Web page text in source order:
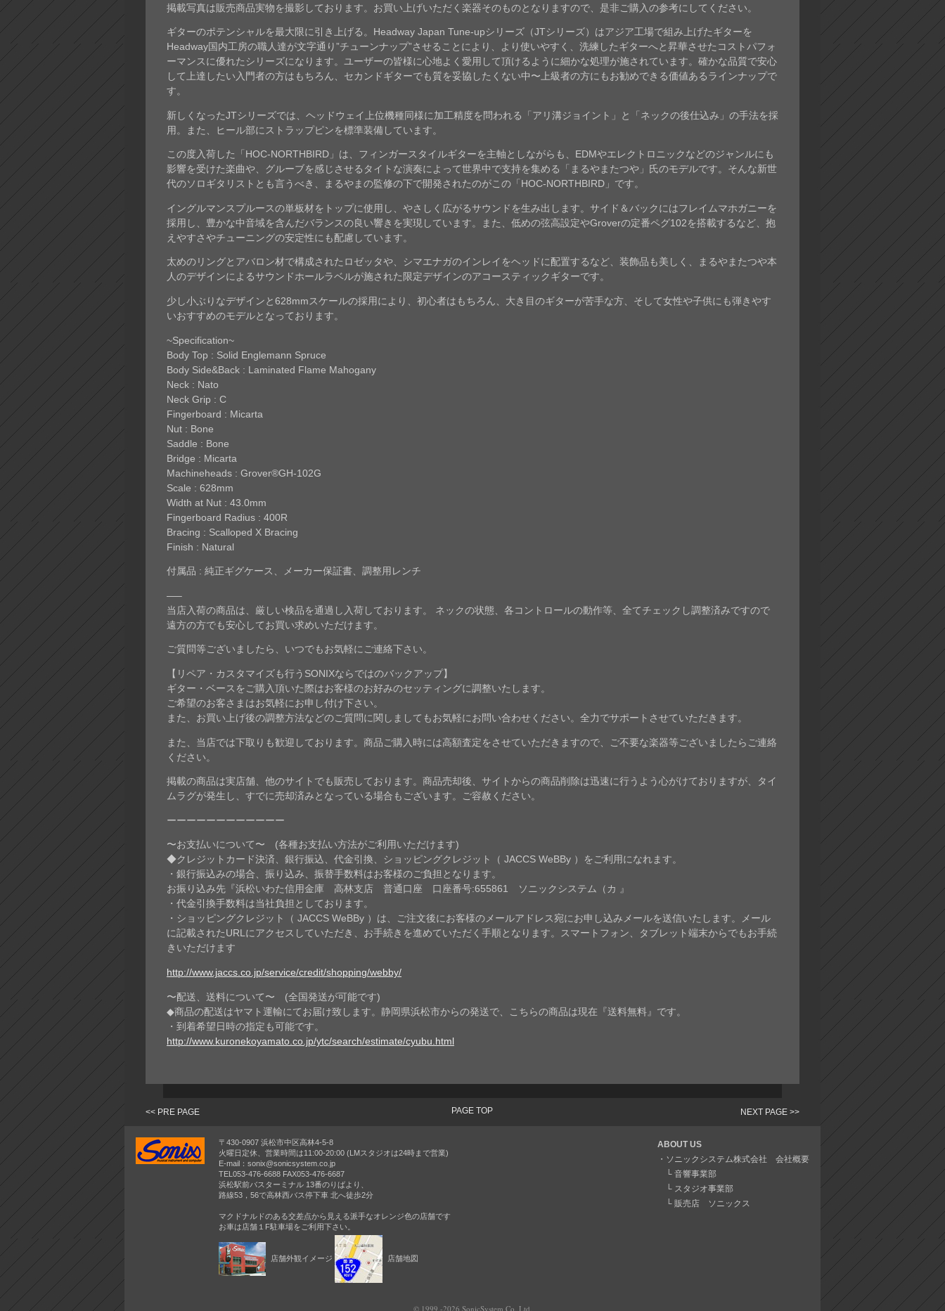
掲載写真は販売商品実物を撮影しております。お買い上げいただく楽器そのものとなりますので、是非ご購入の参考にしてください。
ギターのポテンシャルを最大限に引き上げる。Headway Japan Tune-upシリーズ（JTシリーズ）はアジア工場で組み上げたギターを
Headway国内工房の職人達が文字通り”チューンナップ”させることにより、より使いやすく、洗練したギターへと昇華させたコストパフォ
ーマンスに優れたシリーズになります。ユーザーの皆様に心地よく愛用して頂けるように細かな処理が施されています。確かな品質で安心
して上達したい入門者の方はもちろん、セカンドギターでも質を妥協したくない中〜上級者の方にもお勧めできる価値あるラインナップで
す。
新しくなったJTシリーズでは、ヘッドウェイ上位機種同様に加工精度を問われる「アリ溝ジョイント」と「ネックの後仕込み」の手法を採
用。また、ヒール部にストラップピンを標準装備しています。
この度入荷した「HOC-NORTHBIRD」は、フィンガースタイルギターを主軸としながらも、EDMやエレクトロニックなどのジャンルにも
影響を受けた楽曲や、グルーブを感じさせるタイトな演奏によって世界中で支持を集める「まるやまたつや」氏のモデルです。そんな新世
代のソロギタリストとも言うべき、まるやまの監修の下で開発されたのがこの「HOC-NORTHBIRD」です。
イングルマンスプルースの単板材をトップに使用し、やさしく広がるサウンドを生み出します。サイド＆バックにはフレイムマホガニーを
採用し、豊かな中音域を含んだバランスの良い響きを実現しています。また、低めの弦高設定やGroverの定番ペグ102を搭載するなど、抱
えやすさやチューニングの安定性にも配慮しています。
太めのリングとアバロン材で構成されたロゼッタや、シマエナガのインレイをヘッドに配置するなど、装飾品も美しく、まるやまたつや本
人のデザインによるサウンドホールラベルが施された限定デザインのアコースティックギターです。
少し小ぶりなデザインと628mmスケールの採用により、初心者はもちろん、大き目のギターが苦手な方、そして女性や子供にも弾きやす
いおすすめのモデルとなっております。
~Specification~
Body Top : Solid Englemann Spruce
Body Side&Back : Laminated Flame Mahogany
Neck : Nato
Neck Grip : C
Fingerboard : Micarta
Nut : Bone
Saddle : Bone
Bridge : Micarta
Machineheads : Grover®GH-102G
Scale : 628mm
Width at Nut : 43.0mm
Fingerboard Radius : 400R
Bracing : Scalloped X Bracing
Finish : Natural
付属品 : 純正ギグケース、メーカー保証書、調整用レンチ
—–
当店入荷の商品は、厳しい検品を通過し入荷しております。 ネックの状態、各コントロールの動作等、全てチェックし調整済みですので
遠方の方でも安心してお買い求めいただけます。
ご質問等ございましたら、いつでもお気軽にご連絡下さい。
【リペア・カスタマイズも行うSONIXならではのバックアップ】
ギター・ベースをご購入頂いた際はお客様のお好みのセッティングに調整いたします。
ご希望のお客さまはお気軽にお申し付け下さい。
また、お買い上げ後の調整方法などのご質問に関しましてもお気軽にお問い合わせください。全力でサポートさせていただきます。
また、当店では下取りも歓迎しております。商品ご購入時には高額査定をさせていただきますので、ご不要な楽器等ございましたらご連絡
ください。
掲載の商品は実店舗、他のサイトでも販売しております。商品売却後、サイトからの商品削除は迅速に行うよう心がけておりますが、タイ
ムラグが発生し、すでに売却済みとなっている場合もございます。ご容赦ください。
ーーーーーーーーーーーー
〜お支払いについて〜 (各種お支払い方法がご利用いただけます)
◆クレジットカード決済、銀行振込、代金引換、ショッピングクレジット（ JACCS WeBBy ）をご利用になれます。
・銀行振込みの場合、振り込み、振替手数料はお客様のご負担となります。
お振り込み先『浜松いわた信用金庫 高林支店 普通口座 口座番号:655861 ソニックシステム（カ 』
・代金引換手数料は当社負担としております。
・ショッピングクレジット（ JACCS WeBBy ）は、ご注文後にお客様のメールアドレス宛にお申し込みメールを送信いたします。メール
に記載されたURLにアクセスしていただき、お手続きを進めていただく手順となります。スマートフォン、タブレット端末からでもお手続
きいただけます
http://www.jaccs.co.jp/service/credit/shopping/webby/
〜配送、送料について〜 (全国発送が可能です)
◆商品の配送はヤマト運輸にてお届け致します。静岡県浜松市からの発送で、こちらの商品は現在『送料無料』です。
・到着希望日時の指定も可能です。
http://www.kuronekoyamato.co.jp/ytc/search/estimate/cyubu.html
<< PRE PAGE NEXT PAGE >>
PAGE TOP
〒430-0907 浜松市中区高林4-5-8
火曜日定休、営業時間は11:00-20:00 (LMスタジオは24時まで営業)
E-mail：sonix@sonicsystem.co.jp
TEL053-476-6688 FAX053-476-6687
浜松駅前バスターミナル 13番のりばより、
路線53，56で高林西バス停下車 北へ徒歩2分
マクドナルドのある交差点から見える派手なオレンジ色の店舗です
お車は店舗１F駐車場をご利用下さい。
店舗外観イメージ 店舗地図
ABOUT US
・ ソニックシステム株式会社 会社概要
└ 音響事業部
└ スタジオ事業部
└ 販売店 ソニックス
© 1999 -2026 SonicSystem Co.,Ltd.